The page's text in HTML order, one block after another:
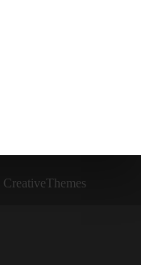
CreativeThemes